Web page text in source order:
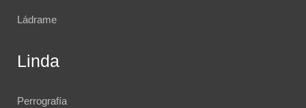
Ládrame
Linda
Perrografía